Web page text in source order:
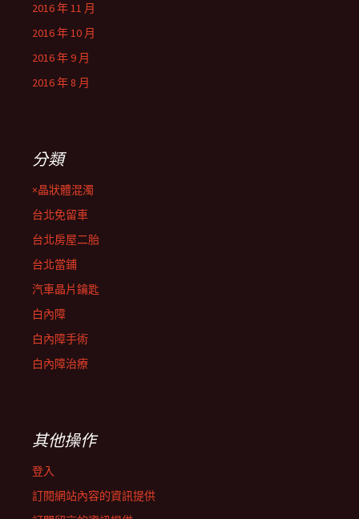
2016 年 11 月
2016 年 10 月
2016 年 9 月
2016 年 8 月
分類
×晶狀體混濁
台北免留車
台北房屋二胎
台北當鋪
汽車晶片鑰匙
白內障
白內障手術
白內障治療
其他操作
登入
訂閱網站內容的資訊提供